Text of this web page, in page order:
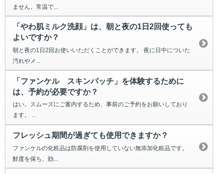
ません。常温で...
「やわ肌ミルク洗顔」は、朝と夜の1日2回使っても
よいですか？
朝と夜の1日2回お使いいただくことができます。 夜に日中についた
汚れやメ...
「ファンケル スキンパッチ」を体験するために
は、予約が必要ですか？
はい。スムーズにご案内するため、事前のご予約をお願いしており
ます。 ...
フレッシュ期間が過ぎても使用できますか？
ファンケルの化粧品は防腐剤を使用していない無添加化粧品です。
鮮度を保ち、効...